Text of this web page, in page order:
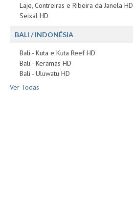
Laje, Contreiras e Ribeira da Janela HD
Seixal HD
BALI / INDONÉSIA
Bali - Kuta e Kuta Reef HD
Bali - Keramas HD
Bali - Uluwatu HD
Ver Todas